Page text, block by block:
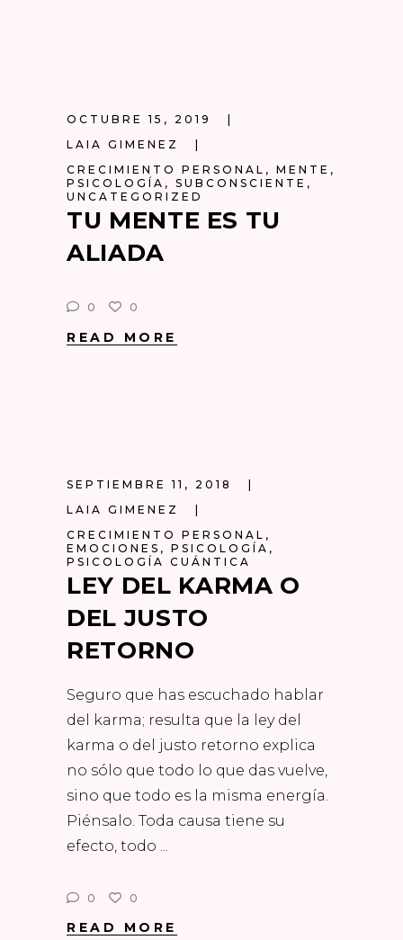
OCTUBRE 15, 2019
LAIA GIMENEZ
CRECIMIENTO PERSONAL , MENTE ,
PSICOLOGÍA , SUBCONSCIENTE ,
UNCATEGORIZED
TU MENTE ES TU
ALIADA
0 0
READ MORE
SEPTIEMBRE 11, 2018
LAIA GIMENEZ
CRECIMIENTO PERSONAL ,
EMOCIONES , PSICOLOGÍA ,
PSICOLOGÍA CUÁNTICA
LEY DEL KARMA O
DEL JUSTO
RETORNO
Seguro que has escuchado hablar
del karma; resulta que la ley del
karma o del justo retorno explica
no sólo que todo lo que das vuelve,
sino que todo es la misma energía.
Piénsalo. Toda causa tiene su
efecto, todo
0 0
READ MORE